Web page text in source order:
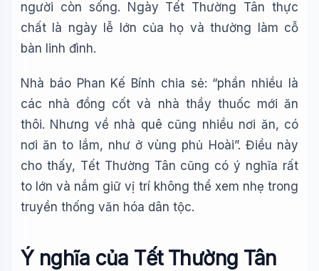
người còn sống. Ngày Tết Thường Tân thực
chất là ngày lễ lớn của họ và thường làm cỗ
bàn linh đình.
Nhà báo Phan Kế Bính chia sẻ: “phần nhiều là
các nhà đồng cốt và nhà thầy thuốc mới ăn
thôi. Nhưng về nhà quê cũng nhiều nơi ăn, có
nơi ăn to lắm, như ở vùng phủ Hoài”. Điều này
cho thấy, Tết Thường Tân cũng có ý nghĩa rất
to lớn và nắm giữ vị trí không thể xem nhẹ trong
truyền thống văn hóa dân tộc.
Ý nghĩa của Tết Thường Tân